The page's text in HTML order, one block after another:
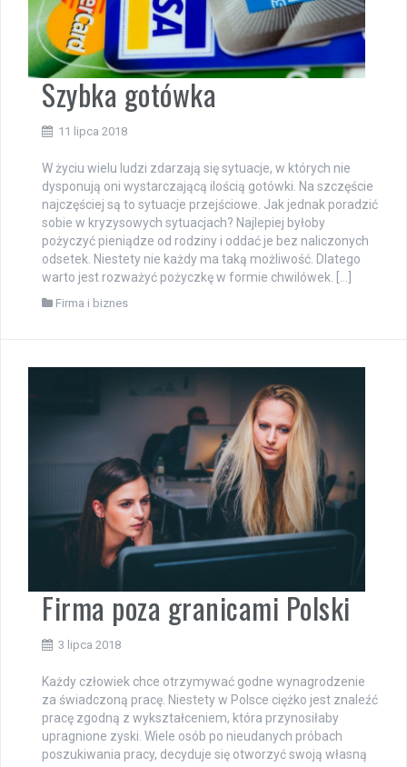
Szybka gotówka
11 lipca 2018
W życiu wielu ludzi zdarzają się sytuacje, w których nie
dysponują oni wystarczającą ilością gotówki. Na szczęście
najczęściej są to sytuacje przejściowe. Jak jednak poradzić
sobie w kryzysowych sytuacjach? Najlepiej byłoby
pożyczyć pieniądze od rodziny i oddać je bez naliczonych
odsetek. Niestety nie każdy ma taką możliwość. Dlatego
warto jest rozważyć pożyczkę w formie chwilówek. […]
Firma i biznes
Firma poza granicami Polski
3 lipca 2018
Każdy człowiek chce otrzymywać godne wynagrodzenie
za świadczoną pracę. Niestety w Polsce ciężko jest znaleźć
pracę zgodną z wykształceniem, która przynosiłaby
upragnione zyski. Wiele osób po nieudanych próbach
poszukiwania pracy, decyduje się otworzyć swoją własną